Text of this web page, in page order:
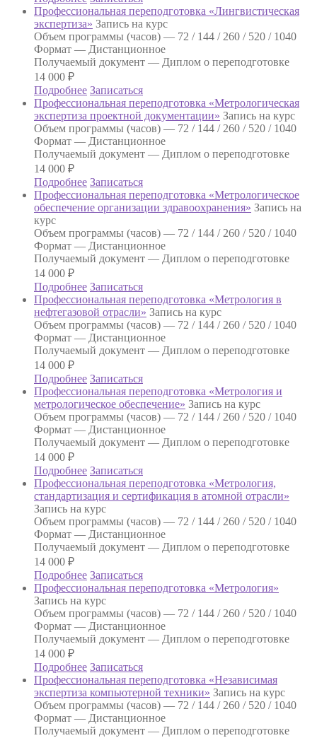
Профессиональная переподготовка «Лингвистическая
экспертиза» Запись на курс
Объем программы (часов) — 72 / 144 / 260 / 520 / 1040
Формат — Дистанционное
Получаемый документ — Диплом о переподготовке
14 000 ₽
Подробнее Записаться
Профессиональная переподготовка «Метрологическая
экспертиза проектной документации» Запись на курс
Объем программы (часов) — 72 / 144 / 260 / 520 / 1040
Формат — Дистанционное
Получаемый документ — Диплом о переподготовке
14 000 ₽
Подробнее Записаться
Профессиональная переподготовка «Метрологическое
обеспечение организации здравоохранения» Запись на
курс
Объем программы (часов) — 72 / 144 / 260 / 520 / 1040
Формат — Дистанционное
Получаемый документ — Диплом о переподготовке
14 000 ₽
Подробнее Записаться
Профессиональная переподготовка «Метрология в
нефтегазовой отрасли» Запись на курс
Объем программы (часов) — 72 / 144 / 260 / 520 / 1040
Формат — Дистанционное
Получаемый документ — Диплом о переподготовке
14 000 ₽
Подробнее Записаться
Профессиональная переподготовка «Метрология и
метрологическое обеспечение» Запись на курс
Объем программы (часов) — 72 / 144 / 260 / 520 / 1040
Формат — Дистанционное
Получаемый документ — Диплом о переподготовке
14 000 ₽
Подробнее Записаться
Профессиональная переподготовка «Метрология,
стандартизация и сертификация в атомной отрасли»
Запись на курс
Объем программы (часов) — 72 / 144 / 260 / 520 / 1040
Формат — Дистанционное
Получаемый документ — Диплом о переподготовке
14 000 ₽
Подробнее Записаться
Профессиональная переподготовка «Метрология»
Запись на курс
Объем программы (часов) — 72 / 144 / 260 / 520 / 1040
Формат — Дистанционное
Получаемый документ — Диплом о переподготовке
14 000 ₽
Подробнее Записаться
Профессиональная переподготовка «Независимая
экспертиза компьютерной техники» Запись на курс
Объем программы (часов) — 72 / 144 / 260 / 520 / 1040
Формат — Дистанционное
Получаемый документ — Диплом о переподготовке